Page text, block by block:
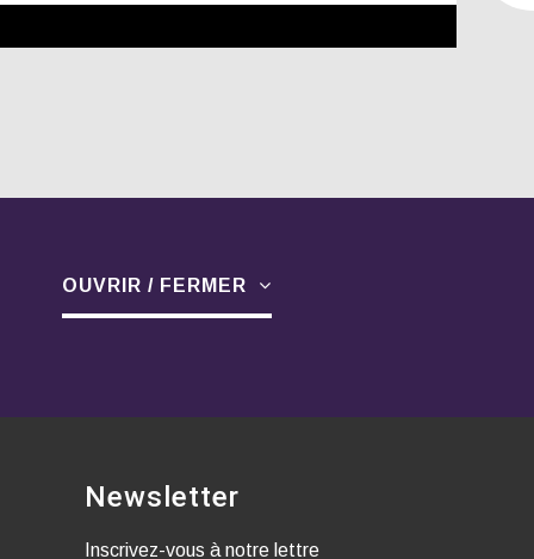
OUVRIR / FERMER
Newsletter
Inscrivez-vous à notre lettre